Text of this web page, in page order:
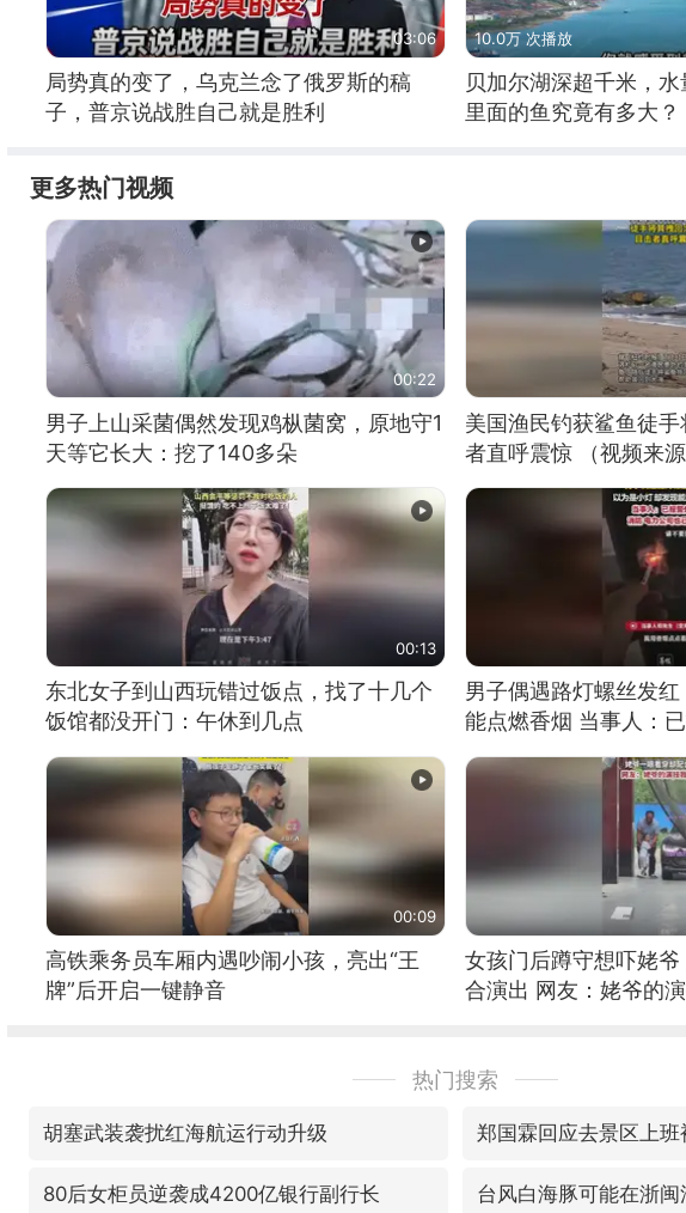
03:06
局势真的变了，乌克兰念了俄罗斯的稿
子，普京说战胜自己就是胜利
10.0万 次播放
贝加尔湖深超千米，水
里面的鱼究竟有多大？
更多热门视频
00:22
男子上山采菌偶然发现鸡枞菌窝，原地守1
天等它长大：挖了140多朵
美国渔民钓获鲨鱼徒
者直呼震惊 （视频来源
00:13
东北女子到山西玩错过饭点，找了十几个
饭馆都没开门：午休到几点
男子偶遇路灯螺丝发
能点燃香烟 当事人：
00:09
高铁乘务员车厢内遇吵闹小孩，亮出“王
牌”后开启一键静音
女孩门后蹲守想吓姥
合演出 网友：姥爷的
热门搜索
胡塞武装袭扰红海航运行动升级 郑国霖回应去景区上
80后女柜员逆袭成4200亿银行副行长 台风白海豚可能在浙闽